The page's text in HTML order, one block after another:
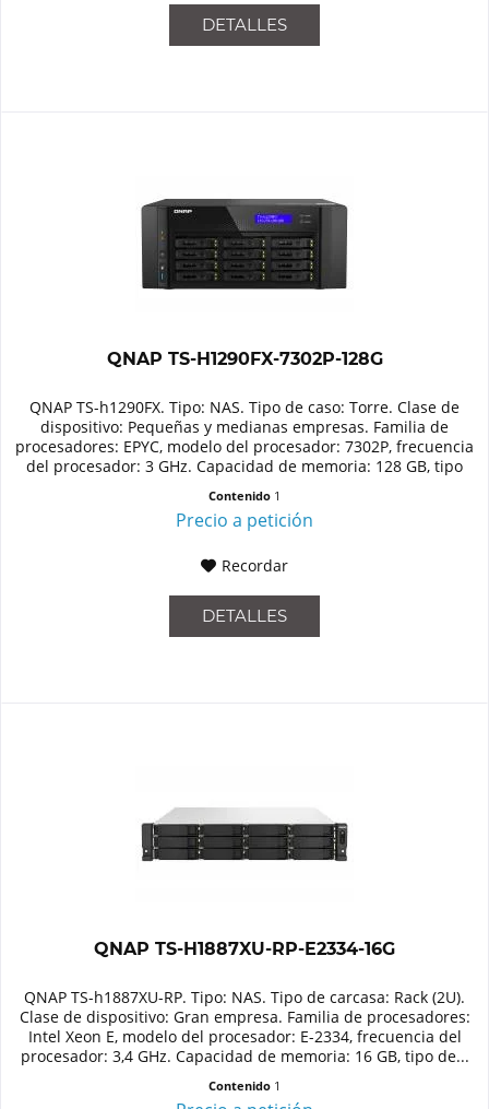
DETALLES
QNAP TS-H1290FX-7302P-128G
QNAP TS-h1290FX. Tipo: NAS. Tipo de caso: Torre. Clase de
dispositivo: Pequeñas y medianas empresas. Familia de
procesadores: EPYC, modelo del procesador: 7302P, frecuencia
del procesador: 3 GHz. Capacidad de memoria: 128 GB, tipo
Contenido 1
Precio a petición
Recordar
DETALLES
QNAP TS-H1887XU-RP-E2334-16G
QNAP TS-h1887XU-RP. Tipo: NAS. Tipo de carcasa: Rack (2U).
Clase de dispositivo: Gran empresa. Familia de procesadores:
Intel Xeon E, modelo del procesador: E-2334, frecuencia del
procesador: 3,4 GHz. Capacidad de memoria: 16 GB, tipo de...
Contenido 1